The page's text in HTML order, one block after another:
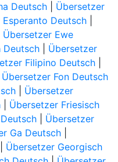
Deutsch| Übersetzer
Deutsch|
Übersetzer Ewe
Deutsch| Übersetzer
Filipino Deutsch|
Übersetzer Fon Deutsch
| Übersetzer
| Übersetzer Friesisch
| Übersetzer
Ga Deutsch|
Übersetzer Georgisch